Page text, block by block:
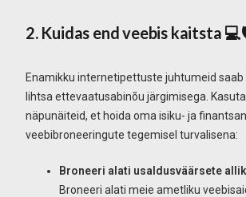
2. Kuidas end veebis kaitsta
Enamikku internetipettuste juhtumeid saab
lihtsa ettevaatusabinõu järgimisega.
näpunäiteid, et hoida oma isiku- ja
veebibroneeringute tegemisel turvalisena:
Broneeri alati usaldusväärsete
Broneeri alati meie ametliku